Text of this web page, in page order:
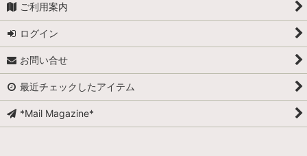
ご利用案内
ログイン
お問い合せ
最近チェックしたアイテム
*Mail Magazine*